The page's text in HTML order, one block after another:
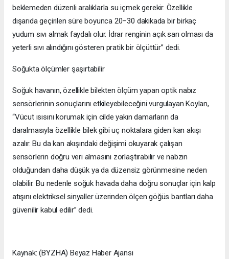
beklemeden düzenli aralıklarla su içmek gerekir. Özellikle
dışarıda geçirilen süre boyunca 20–30 dakikada bir birkaç
yudum sıvı almak faydalı olur. İdrar renginin açık sarı olması da
yeterli sıvı alındığını gösteren pratik bir ölçüttür” dedi.
Soğukta ölçümler şaşırtabilir
Soğuk havanın, özellikle bilekten ölçüm yapan optik nabız
sensörlerinin sonuçlarını etkileyebileceğini vurgulayan Koylan,
“Vücut ısısını korumak için cilde yakın damarların da
daralmasıyla özellikle bilek gibi uç noktalara giden kan akışı
azalır. Bu da kan akışındaki değişimi okuyarak çalışan
sensörlerin doğru veri almasını zorlaştırabilir ve nabzın
olduğundan daha düşük ya da düzensiz görünmesine neden
olabilir. Bu nedenle soğuk havada daha doğru sonuçlar için kalp
atışını elektriksel sinyaller üzerinden ölçen göğüs bantları daha
güvenilir kabul edilir” dedi.
Kaynak: (BYZHA) Beyaz Haber Ajansı